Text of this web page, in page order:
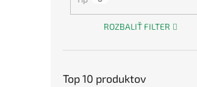
ROZBALIŤ FILTER
Top 10 produktov